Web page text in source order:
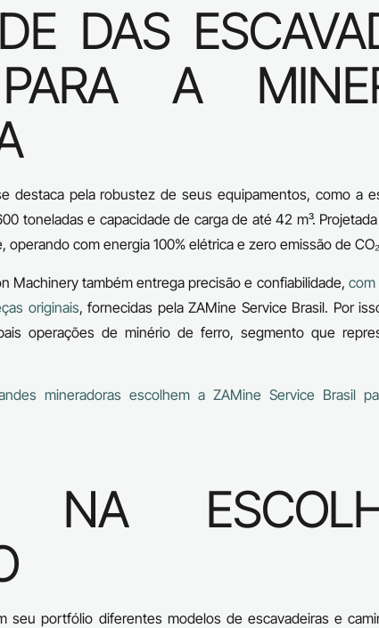
DAS
A
destaca pela robustez de seus equipamentos, como a
toneladas e capacidade de carga de até 42 m³.
operando com energia 100% elétrica e zero emissão de
Machinery também entrega precisão e confiabilidade, com
originais, fornecidas pela ZAMine Service Brasil. Por
operações de minério de ferro, segmento que
mineradoras escolhem a ZAMine Service Brasil
NA
seu portfólio diferentes modelos de escavadeiras e